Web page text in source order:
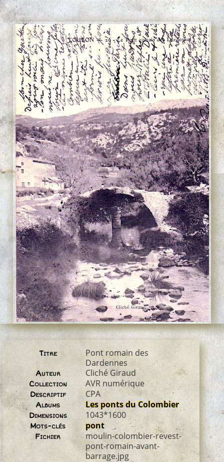
Titre
Pont romain des
Dardennes
Auteur Cliché Giraud
Collection AVR numérique
Descriptif CPA
Albums Les ponts du Colombier
Dimensions 1043*1600
Mots-clés pont
Fichier
moulin-colombier-revest-
pont-romain-avant-
barrage.jpg